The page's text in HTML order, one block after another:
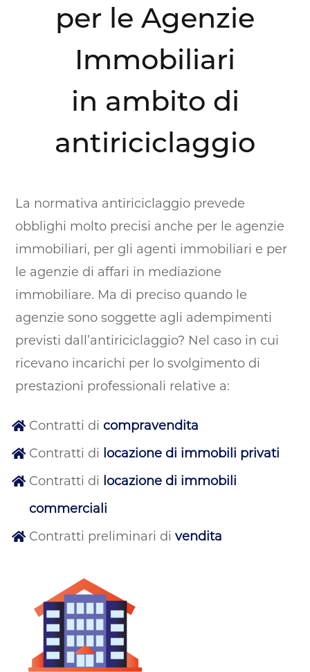
per le Agenzie
Immobiliari
in ambito di
antiriciclaggio
La normativa antiriciclaggio prevede
obblighi molto precisi anche per le agenzie
immobiliari, per gli agenti immobiliari e per
le agenzie di affari in mediazione
immobiliare. Ma di preciso quando le
agenzie sono soggette agli adempimenti
previsti dall’antiriciclaggio? Nel caso in cui
ricevano incarichi per lo svolgimento di
prestazioni professionali relative a:
Contratti dicompravendita
Contratti di locazione di immobili privati
Contratti di locazione di immobili
commerciali
Contratti preliminari divendita